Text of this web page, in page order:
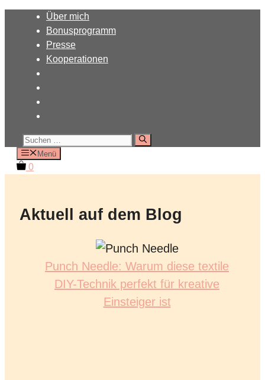
springen
Über mich
Bonusprogramm
Presse
Kooperationen
Suchen
nach:Menü
0
Aktuell auf dem Blog
Punch Needle: Warum diese textile
DIY-Technik perfekt für kreative
Einsteiger ist